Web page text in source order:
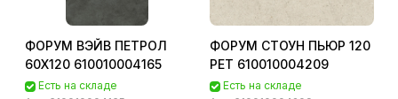
ФОРУМ ВЭЙВ ПЕТРОЛ
60X120 610010004165
Есть на складе
ФОРУМ СТОУН ПЬЮР 120
РЕТ 610010004209
Есть на складе